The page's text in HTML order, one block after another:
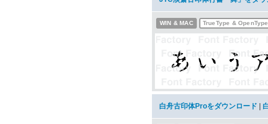
WIN & MAC TrueType & OpenType
白舟古印体Proをダウンロード